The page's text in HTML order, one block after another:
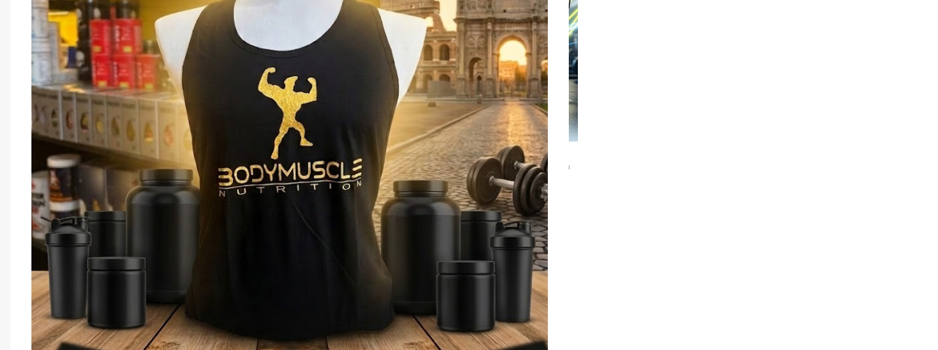
Anderson
Barrette proteiche/energetiche
Bevande energetiche/Proteiche
CARBO-JEL
Collagene
Creatina Polvere e Tabs
Creme proteiche
Drenanti / Termo Genici
Farina d'avena/ Fiocchi d'avena
Farina di avena/ fiocchi di avena/ Crema di
riso
Glutammina
Idea Natale
keto
L-carnitina / Carnitina
MAGNESIO /SUPREMO -CITRATO -
BLICINATO
Maltodestrine/ Ciclodestrine
Mass Gainer
OMEGA 3
PASTA KETO/ PROTEICO
CANOTTA BODY MUSCLE
NUTRITION
ABBIGLIAMENTO/CANOTTIERE,
-50%
Canotta Body Muscle Nutrition
Abbigliamento
ABBIGLIAMENTO/CANOTTIERE
9,90